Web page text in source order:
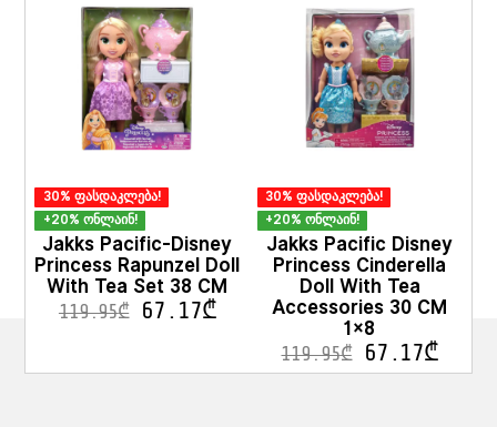
30% ფასდაკლება!
+20% ონლაინ!
Jakks Pacific-Disney
Princess Rapunzel Doll
With Tea Set 38 CM
119.95₾ 67.17₾
30% ფასდაკლება!
+20% ონლაინ!
Jakks Pacific Disney
Princess Cinderella
Doll With Tea
Accessories 30 CM
1×8
119.95₾ 67.17₾